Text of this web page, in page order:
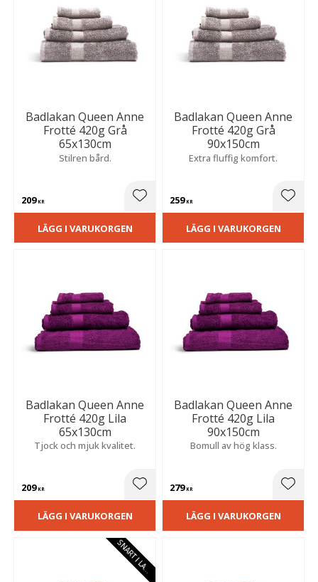
Badlakan Queen Anne
Frotté 420g Grå
65x130cm
Stilren bård.
209KR Lägg till i favoriter
LÄGG I VARUKORGEN
Badlakan Queen Anne
Frotté 420g Grå
90x150cm
Extra fluffig komfort.
259KR
LÄGG I VARUKORGEN
Badlakan Queen Anne
Frotté 420g Lila
65x130cm
Tjock och mjuk kvalitet.
209KR Lägg till i favoriter
LÄGG I VARUKORGEN
Badlakan Queen Anne
Frotté 420g Lila
90x150cm
Bomull av hög klass.
279KR
LÄGG I VARUKORGEN
S
N
A
R
T
I
L
A
G
E
R